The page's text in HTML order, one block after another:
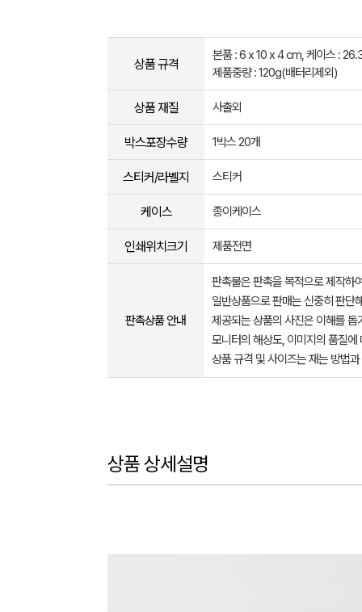
상품 규격
본품 : 6 x 10 x 4 cm, 케이스 :
제품중량 : 120g(배터리제외)
상품 재질 사출외
박스포장수량 1박스 20개
스티커/라벨지 스티커
케이스 종이케이스
인쇄위치크기 제품전면
판촉상품 안내
판촉물은 판촉을 목적으로 제작하
일반상품으로 판매는 신중히 판단
제공되는 상품의 사진은 이해를
모니터의 해상도, 이미지의 품질
상품 규격 및 사이즈는 재는 방법
상품 상세설명